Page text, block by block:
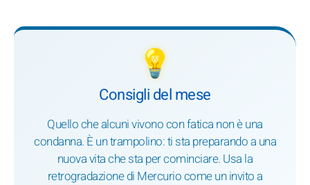
💡
Consigli del mese
Quello che alcuni vivono con fatica non è una
condanna. È un trampolino: ti sta preparando a una
nuova vita che sta per cominciare. Usa la
retrogradazione di Mercurio come un invito a